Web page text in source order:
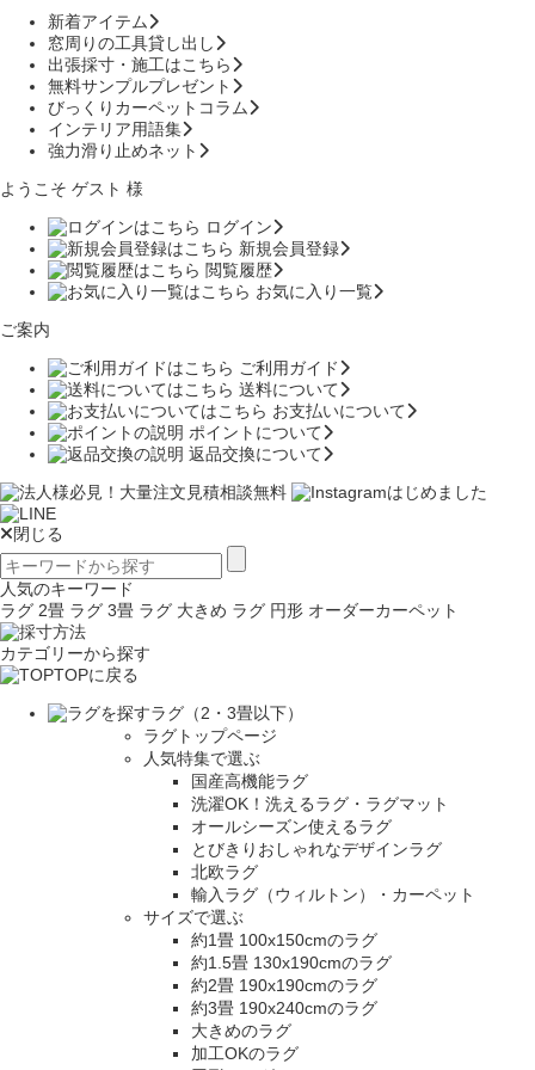
新着アイテム
窓周りの工具貸し出し
出張採寸・施工はこちら
無料サンプルプレゼント
びっくりカーペットコラム
インテリア用語集
強力滑り止めネット
ようこそ ゲスト 様
ログイン
新規会員登録
閲覧履歴
お気に入り一覧
ご案内
ご利用ガイド
送料について
お支払いについて
ポイントについて
返品交換について
閉じる
人気のキーワード
ラグ 2畳 ラグ 3畳 ラグ 大きめ ラグ 円形 オーダーカーペット
カテゴリーから探す
TOPに戻る
ラグ（2・3畳以下）
ラグトップページ
人気特集で選ぶ
国産高機能ラグ
洗濯OK！洗えるラグ・ラグマット
オールシーズン使えるラグ
とびきりおしゃれなデザインラグ
北欧ラグ
輸入ラグ（ウィルトン）・カーペット
サイズで選ぶ
約1畳 100x150cmのラグ
約1.5畳 130x190cmのラグ
約2畳 190x190cmのラグ
約3畳 190x240cmのラグ
大きめのラグ
加工OKのラグ